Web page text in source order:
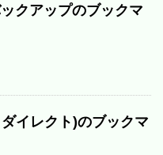
クアップのブックマ
イレクト)のブックマ